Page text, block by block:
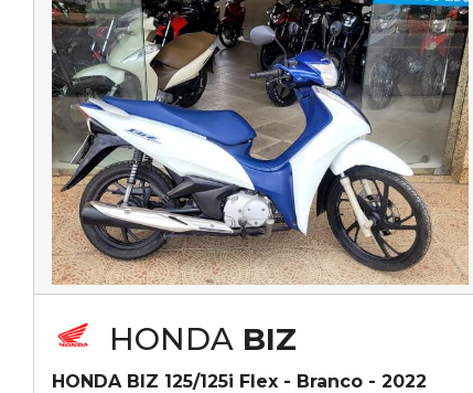
HONDA BIZ
HONDA BIZ 125/125i Flex - Branco - 2022